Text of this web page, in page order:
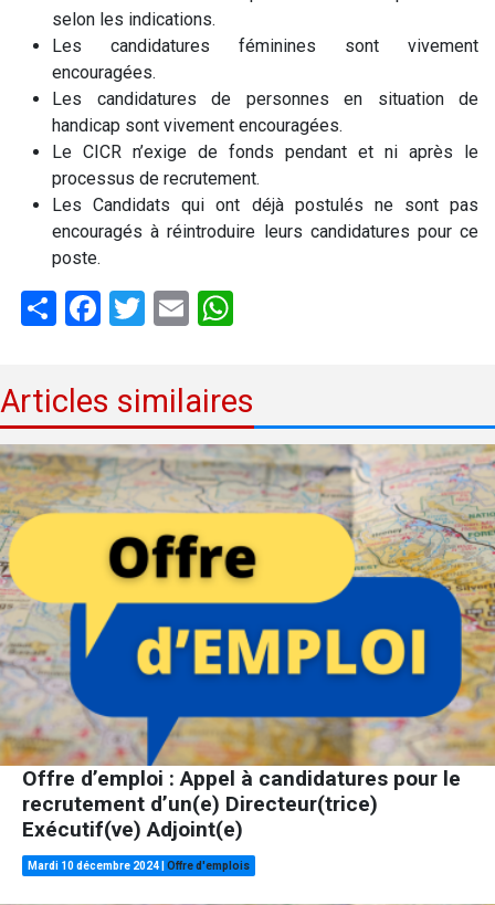
selon les indications.
Les candidatures féminines sont vivement
encouragées.
Les candidatures de personnes en situation de
handicap sont vivement encouragées.
Le CICR n’exige de fonds pendant et ni après le
processus de recrutement.
Les Candidats qui ont déjà postulés ne sont pas
encouragés à réintroduire leurs candidatures pour ce
poste.
ShareFacebook
Twitter
Email
Articles similaires
Offre d’emploi : Appel à candidatures pour le
recrutement d’un(e) Directeur(trice)
Exécutif(ve) Adjoint(e)
Mardi 10 décembre 2024 Offre d'emplois